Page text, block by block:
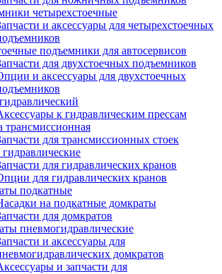
четырехстоечные
и аксессуары для четырехстоечных
подъемники для автосервисов
для двухстоечных подъемников
и аксессуары для двухстоечных
к гидравлическим прессам
трансмиссионная
для трансмиссионных стоек
для гидравлических кранов
для гидравлических кранов
подкатные
на подкатные домкраты
для домкратов
пневмогидравлические
и аксессуары для
домкратов
и запчасти для